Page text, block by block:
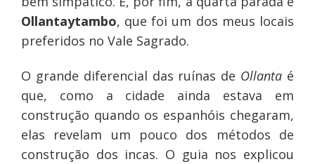
Ollantaytambo, que foi um dos meus locais
preferidos no Vale Sagrado.
O grande diferencial das ruínas de Ollanta é
que, como a cidade ainda estava em
construção quando os espanhóis chegaram,
elas revelam um pouco dos métodos de
construção dos incas. O guia nos explicou